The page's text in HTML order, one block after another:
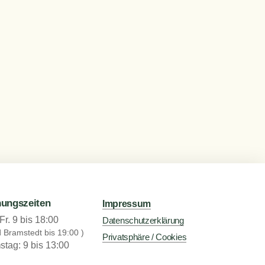
9 bis 18:00
Bramstedt bis 19:00 )
9 bis 13:00
Impressum
Datenschutzerklärung
Privatsphäre / Cookies